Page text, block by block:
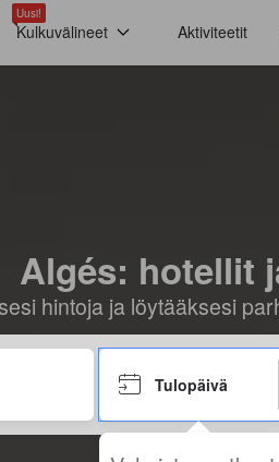
Uusi!
Kulkuvälineet Aktiviteetit
Algés: hotellit
hintoja ja löytääksesi
Tulopäivä